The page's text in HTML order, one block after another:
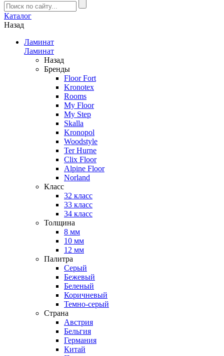
Каталог
Назад
Ламинат
Ламинат
Назад
Бренды
Floor Fort
Kronotex
Rooms
My Floor
My Step
Skalla
Kronopol
Woodstyle
Ter Hurne
Clix Floor
Alpine Floor
Norland
Класс
32 класс
33 класс
34 класс
Толщина
8 мм
10 мм
12 мм
Палитра
Серый
Бежевый
Беленый
Коричневый
Темно-серый
Страна
Австрия
Бельгия
Германия
Китай